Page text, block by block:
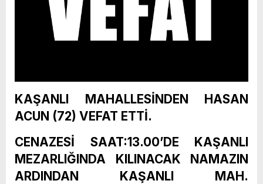
KAŞANLI MAHALLESİNDEN HASAN
ACUN (72) VEFAT ETTİ.
CENAZESİ SAAT:13.00’DE KAŞANLI
MEZARLIĞINDA KILINACAK NAMAZIN
ARDINDAN KAŞANLI MAH.